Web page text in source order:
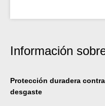
Información
Protección duradera
desgaste